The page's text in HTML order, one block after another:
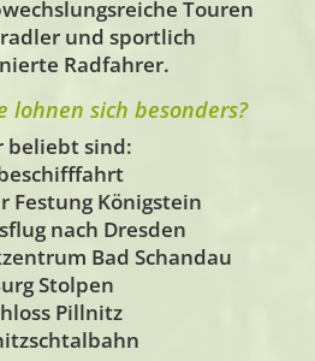
Touren
und sportlich
Radfahrer.
lohnen sich besonders?
beliebt sind:
Festung Königstein
nach Dresden
Bad Schandau
Stolpen
Pillnitz